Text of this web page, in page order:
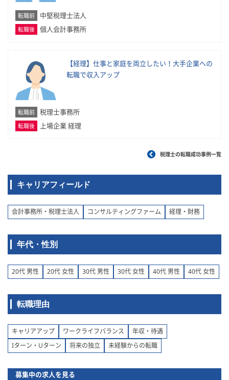
転職前 中堅税理士法人
転職後 個人会計事務所
【経理】仕事と家庭を両立したい！大手企業への
転職で収入アップ
転職前 税理士事務所
転職後 上場企業 経理
税理士の転職成功事例一覧
キャリアフィールド
会計事務所・税理士法人 コンサルティングファーム 経理・財務
年代・性別
20代 男性 20代 女性 30代 男性 30代 女性 40代 男性 40代 女性
転職理由
キャリアアップ ワークライフバランス
年収・待遇
Iターン・Uターン
将来の独立 未経験からの転職
募集中の求人を見る